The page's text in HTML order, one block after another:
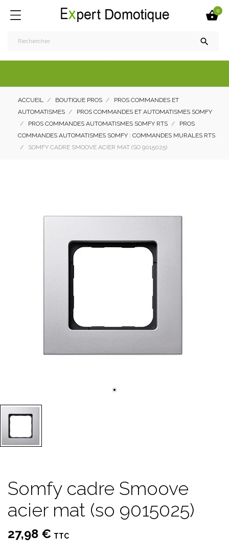
0

ACCUEIL BOUTIQUE PROS
PROS COMMANDES ET
AUTOMATISMES
PROS COMMANDES ET AUTOMATISMES SOMFY
PROS COMMANDES AUTOMATISMES SOMFY RTS
PROS
COMMANDES AUTOMATISMES SOMFY : COMMANDES MURALES RTS
SOMFY CADRE SMOOVE ACIER MAT (SO 9015025)
Somfy cadre Smoove
acier mat (so 9015025)
27,98 € TTC